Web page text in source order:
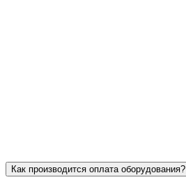
Как производится оплата оборудования?